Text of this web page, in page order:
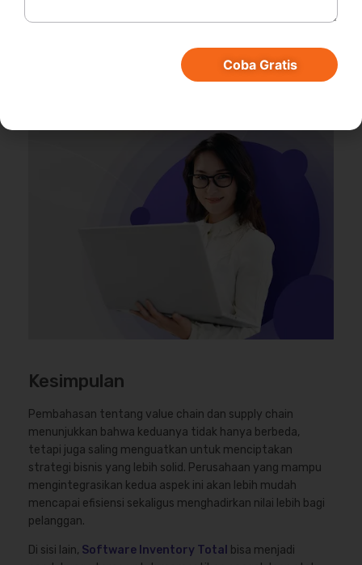
Kesimpulan
Pembahasan tentang value chain dan supply chain
menunjukkan bahwa keduanya tidak hanya berbeda,
tetapi juga saling menguatkan untuk menciptakan
strategi bisnis yang lebih solid. Perusahaan yang mampu
mengintegrasikan kedua aspek ini akan lebih mudah
mencapai efisiensi sekaligus menghadirkan nilai lebih bagi
pelanggan.
Di sisi lain, Software Inventory Total bisa menjadi
Coba Gratis